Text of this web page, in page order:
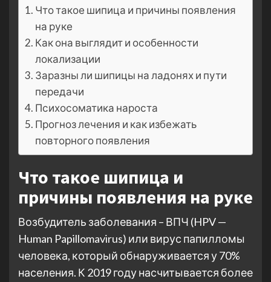
Что такое шипица и причины появления
на руке
Как она выглядит и особенности
локализации
Заразны ли шипицы на ладонях и пути
передачи
Психосоматика нароста
Прогноз лечения и как избежать
повторного появления
Что такое шипица и
причины появления на руке
Возбудитель заболевания – ВПЧ (HPV —
Human Papillomavirus) или вирус папилломы
человека, который обнаруживается у 70%
населения. К 2019 году насчитывается более